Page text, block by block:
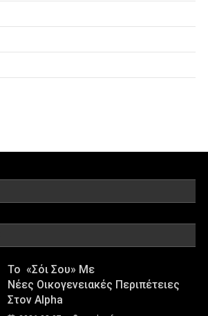
Το «Σόι Σου» Με
Νέες Οικογενειακές Περιπέτειες
Στον Alpha